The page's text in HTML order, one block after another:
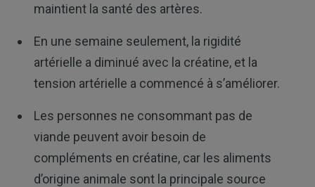
maintient la santé des artères.
En une semaine seulement, la rigidité
artérielle a diminué avec la créatine, et la
tension artérielle a commencé à s’améliorer.
Les personnes ne consommant pas de
viande peuvent avoir besoin de
compléments en créatine, car les aliments
d’origine animale sont la principale source